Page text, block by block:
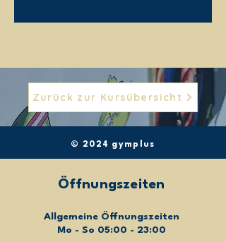
Zurück zur Kursübersicht
© 2024 gymplus
Öffnungszeiten
Allgemeine Öffnungszeiten
Mo - So 05:00 - 23:00